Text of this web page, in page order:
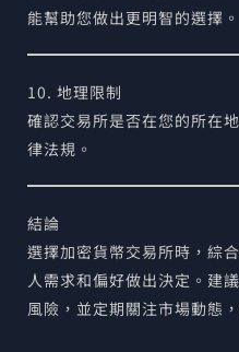
能幫助您做出更明智的選擇。
10. 地理限制
確認交易所是否在您的所在
律法規。
結論
選擇加密貨幣交易所時，綜
人需求和偏好做出決定。建
風險，並定期關注市場動態